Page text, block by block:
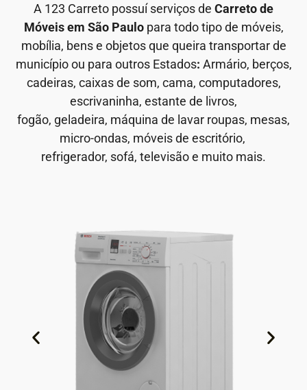
A 123 Carreto possuí serviços de Carreto de
Móveis em São Paulopara todo tipo de móveis,
mobília, bens e objetos que queira transportar de
município ou para outros Estados: Armário, berços,
cadeiras, caixas de som, cama, computadores,
escrivaninha, estante de livros,
fogão, geladeira, máquina de lavar roupas, mesas,
micro-ondas, móveis de escritório,
refrigerador, sofá, televisão e muito mais.